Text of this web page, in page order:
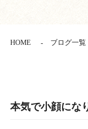
HOME ブログ一覧
本気で小顔にな